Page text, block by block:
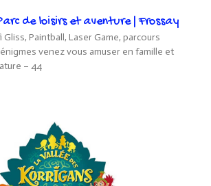
de loisirs et aventure | Frossay
Paintball, Laser Game, parcours
venez vous amuser en famille et
– 44